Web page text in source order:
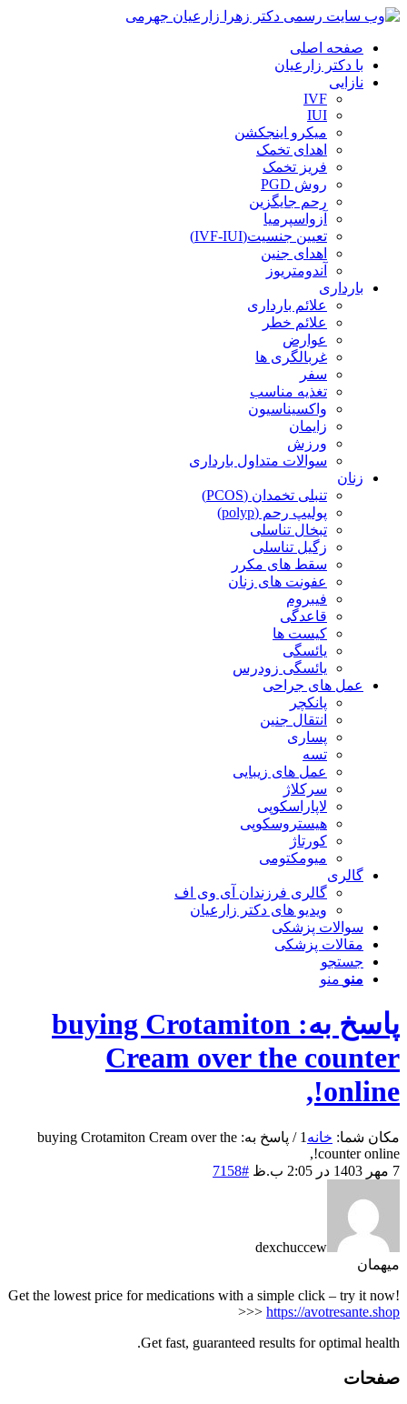
صفحه اصلی
با دکتر زارعیان
نازایی
IVF
IUI
میکرو اینجکشن
اهدای تخمک
فریز تخمک
روش PGD
رحم جایگزین
آزواسپرمیا
تعیین جنسیت(IVF-IUI)
اهدای جنین
آندومتریوز
بارداری
علائم بارداری
علائم خطر
عوارض
غربالگری ها
سفر
تغذیه مناسب
واکسیناسیون
زایمان
ورزش
سوالات متداول بارداری
زنان
تنبلی تخمدان (PCOS)
پولیپ رحم (polyp)
تبخال تناسلی
زگیل تناسلی
سقط های مکرر
عفونت های زنان
فیبروم
قاعدگی
کیست ها
یائسگی
یائسگی زودرس
عمل های جراحی
پانکچر
انتقال جنین
پساری
تسه
عمل های زیبایی
سرکلاژ
لاپاراسکوپی
هیستروسکوپی
کورتاژ
میومکتومی
گالری
گالری فرزندان آی وی اف
ویدیو های دکتر زارعیان
سوالات پزشکی
مقالات پزشکی
جستجو
منو منو
پاسخ به: buying Crotamiton
Cream over the counter
online!,
مکان شما: خانه 1
/
پاسخ به: buying Crotamiton Cream over the
counter online!,
7 مهر 1403 در 2:05 ب.ظ
#7158
dexchuccew
میهمان
Get the lowest price for medications with a simple click – try it now!
>>> https://avotresante.shop
Get fast, guaranteed results for optimal health.
صفحات